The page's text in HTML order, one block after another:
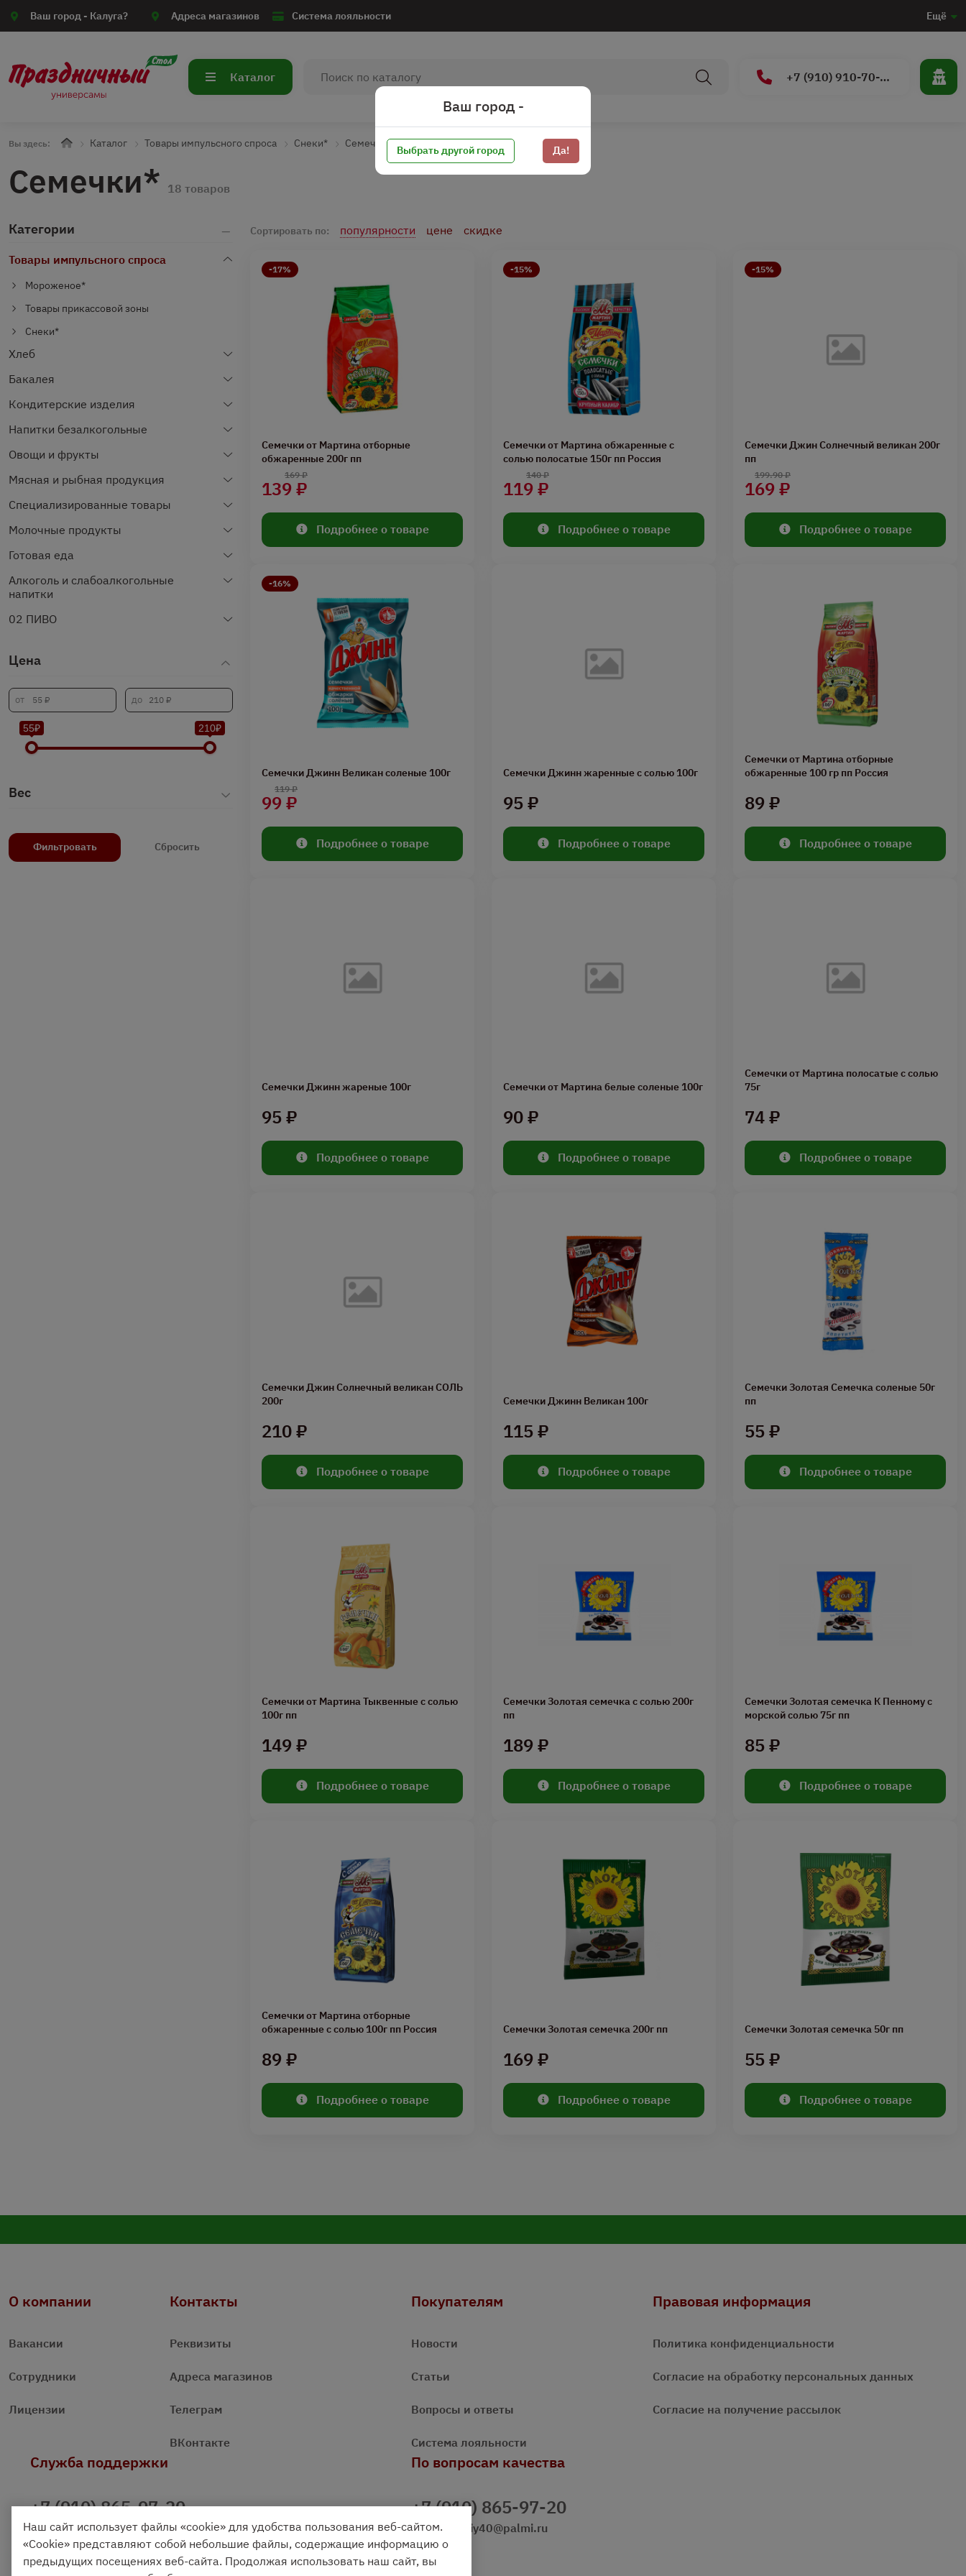
Ваш город - Калуга? Адреса магазинов Система лояльности Ещё
Каталог +7 (910) 910-70-15
Вы здесь: Каталог Товары импульсного спроса Снеки* Семечки*
Семечки* 18 товаров
Категории
Товары импульсного спроса
Мороженое*
Товары прикассовой зоны
Снеки*
Хлеб
Бакалея
Кондитерские изделия
Напитки безалкогольные
Овощи и фрукты
Мясная и рыбная продукция
Специализированные товары
Молочные продукты
Готовая еда
Алкоголь и слабоалкогольные
напитки
02 ПИВО
Цена
55₽ 210₽
Вес
Фильтровать Сбросить
Сортировать по: популярности цене скидке
-17%
Семечки от Мартина отборные
обжаренные 200г пп
139 ₽
169 ₽
Подробнее о товаре
-15%
Семечки от Мартина обжаренные с
солью полосатые 150г пп Россия
119 ₽
140 ₽
Подробнее о товаре
-15%
Семечки Джин Солнечный великан 200г
пп
169 ₽
199.90 ₽
Подробнее о товаре
-16%
Семечки Джинн Великан соленые 100г
99 ₽
119 ₽
Подробнее о товаре
Семечки Джинн жаренные с солью 100г
95 ₽
Подробнее о товаре
Семечки от Мартина отборные
обжаренные 100 гр пп Россия
89 ₽
Подробнее о товаре
Семечки Джинн жареные 100г
95 ₽
Подробнее о товаре
Семечки от Мартина белые соленые 100г
90 ₽
Подробнее о товаре
Семечки от Мартина полосатые с солью
75г
74 ₽
Подробнее о товаре
Семечки Джин Солнечный великан СОЛЬ
200г
210 ₽
Подробнее о товаре
Семечки Джинн Великан 100г
115 ₽
Подробнее о товаре
Семечки Золотая Семечка соленые 50г
пп
55 ₽
Подробнее о товаре
Семечки от Мартина Тыквенные с солью
100г пп
149 ₽
Подробнее о товаре
Семечки Золотая семечка с солью 200г
пп
189 ₽
Подробнее о товаре
Семечки Золотая семечка К Пенному с
морской солью 75г пп
85 ₽
Подробнее о товаре
Семечки от Мартина отборные
обжаренные с солью 100г пп Россия
89 ₽
Подробнее о товаре
Семечки Золотая семечка 200г пп
169 ₽
Подробнее о товаре
Семечки Золотая семечка 50г пп
55 ₽
Подробнее о товаре
О компании
Вакансии
Сотрудники
Лицензии
Контакты
Реквизиты
Адреса магазинов
Телеграм
ВКонтакте
Покупателям
Новости
Статьи
Вопросы и ответы
Система лояльности
Правовая информация
Политика конфиденциальности
Согласие на обработку персональных данных
Согласие на получение рассылок
Служба поддержки
+7 (910) 865-97-20
+7 (4842) 704 555
По вопросам качества
+7 (910) 865-97-20
prazdnichniy40@palmi.ru
Ваш город -
Выбрать другой город Да!
Наш сайт использует файлы «cookie» для удобства пользования веб-сайтом.
«Cookie» представляют собой небольшие файлы, содержащие информацию о
предыдущих посещениях веб-сайта. Продолжая использовать наш сайт, вы